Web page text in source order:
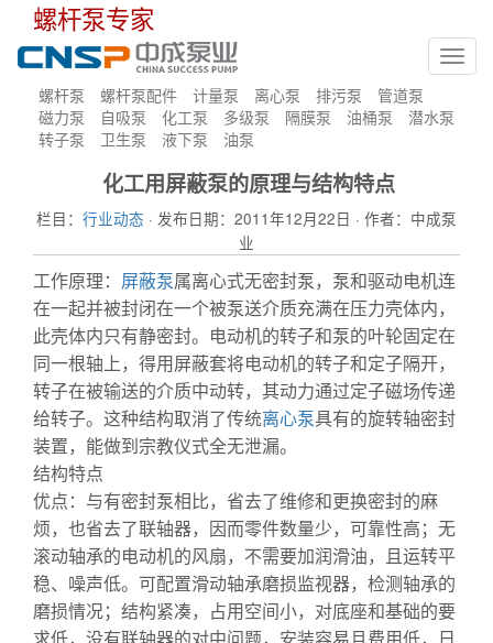
螺杆泵专家
螺杆泵 螺杆泵配件 计量泵 离心泵 排污泵
管道泵
磁力泵
自吸泵 化工泵 多级泵 隔膜泵 油桶泵
潜水泵
转子泵
卫生泵 液下泵 油泵
化工用屏蔽泵的原理与结构特点
栏目： 行业动态 · 发布日期：2011年12月22日 · 作者：中成泵
业
工作原理： 屏蔽泵属离心式无密封泵，泵和驱动电机连
在一起并被封闭在一个被泵送介质充满在压力壳体内，
此壳体内只有静密封。电动机的转子和泵的叶轮固定在
同一根轴上，得用屏蔽套将电动机的转子和定子隔开，
转子在被输送的介质中动转，其动力通过定子磁场传递
给转子。这种结构取消了传统离心泵具有的旋转轴密封
装置，能做到宗教仪式全无泄漏。
结构特点
优点：与有密封泵相比，省去了维修和更换密封的麻
烦，也省去了联轴器，因而零件数量少，可靠性高；无
滚动轴承的电动机的风扇，不需要加润滑油，且运转平
稳、噪声低。可配置滑动轴承磨损监视器，检测轴承的
磨损情况；结构紧凑，占用空间小，对底座和基础的要